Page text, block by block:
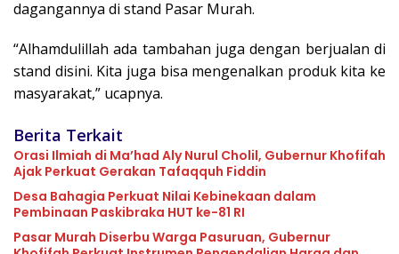
dagangannya di stand Pasar Murah.
“Alhamdulillah ada tambahan juga dengan berjualan di
stand disini. Kita juga bisa mengenalkan produk kita ke
masyarakat,” ucapnya.
Berita Terkait
Orasi Ilmiah di Ma’had Aly Nurul Cholil, Gubernur Khofifah
Ajak Perkuat Gerakan Tafaqquh Fiddin
Desa Bahagia Perkuat Nilai Kebinekaan dalam
Pembinaan Paskibraka HUT ke-81 RI
Pasar Murah Diserbu Warga Pasuruan, Gubernur